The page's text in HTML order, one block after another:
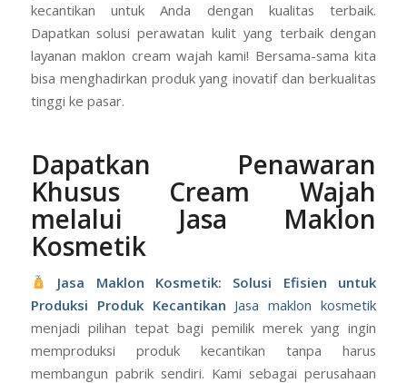
kecantikan untuk Anda dengan kualitas terbaik.
Dapatkan solusi perawatan kulit yang terbaik dengan
layanan maklon cream wajah kami! Bersama-sama kita
bisa menghadirkan produk yang inovatif dan berkualitas
tinggi ke pasar.
Dapatkan Penawaran
Khusus Cream Wajah
melalui Jasa Maklon
Kosmetik
Jasa Maklon Kosmetik: Solusi Efisien untuk
Produksi Produk Kecantikan Jasa maklon kosmetik
menjadi pilihan tepat bagi pemilik merek yang ingin
memproduksi produk kecantikan tanpa harus
membangun pabrik sendiri. Kami sebagai perusahaan